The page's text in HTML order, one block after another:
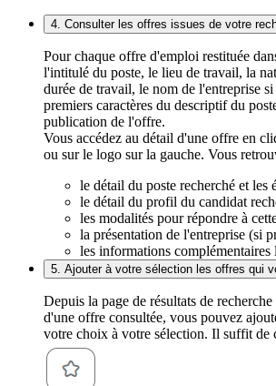
4. Consulter les offres issues de votre
Pour chaque offre d'emploi restituée
l'intitulé du poste, le lieu de travail, la
durée de travail, le nom de l'entreprise
premiers caractères du descriptif du
publication de l'offre.
Vous accédez au détail d'une offre en
ou sur le logo sur la gauche. Vous
le détail du poste recherché et les
le détail du profil du candidat
les modalités pour répondre à
la présentation de l'entreprise (si
les informations complémentaires
5. Ajouter à votre sélection les offres qui
Depuis la page de résultats de
d'une offre consultée, vous pouvez
votre choix à votre sélection. Il suffit de